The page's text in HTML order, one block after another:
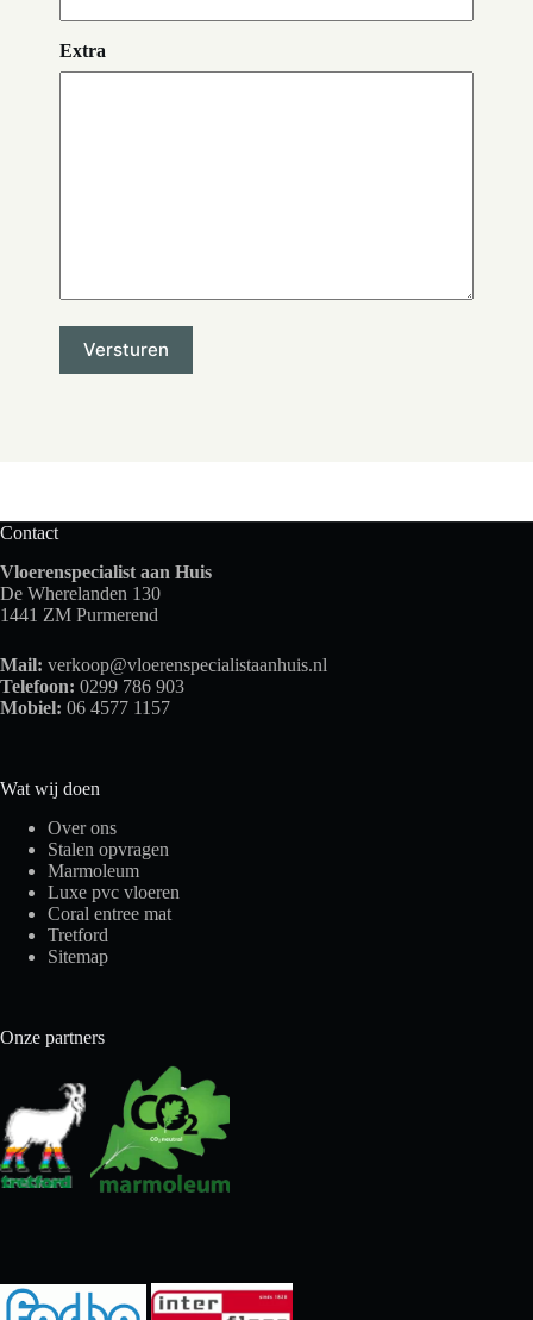
Extra
Contact
Vloerenspecialist aan Huis
De Wherelanden 130
1441 ZM Purmerend
Mail: verkoop@vloerenspecialistaanhuis.nl
Telefoon: 0299 786 903
Mobiel: 06 4577 1157
Wat wij doen
Over ons
Stalen opvragen
Marmoleum
Luxe pvc vloeren
Coral entree mat
Tretford
Sitemap
Onze partners